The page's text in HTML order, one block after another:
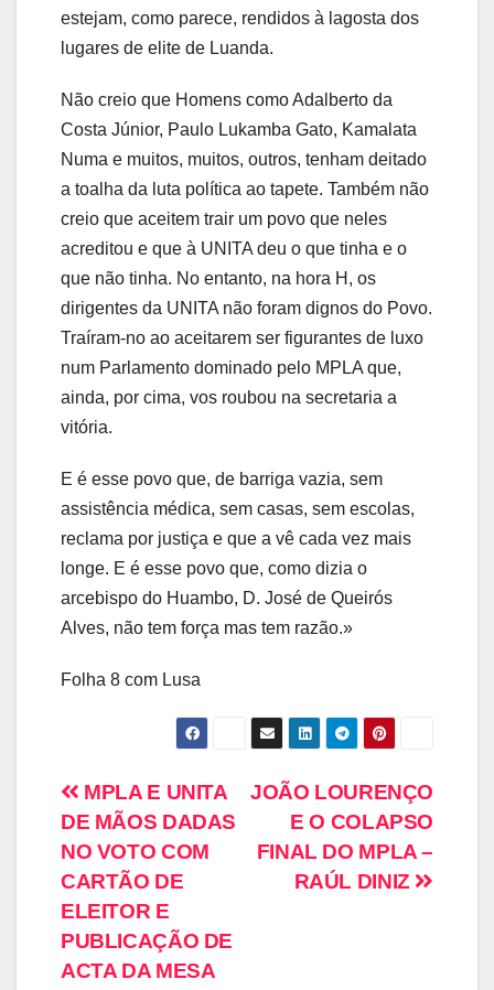
estejam, como parece, rendidos à lagosta dos
lugares de elite de Luanda.
Não creio que Homens como Adalberto da
Costa Júnior, Paulo Lukamba Gato, Kamalata
Numa e muitos, muitos, outros, tenham deitado
a toalha da luta política ao tapete. Também não
creio que aceitem trair um povo que neles
acreditou e que à UNITA deu o que tinha e o
que não tinha. No entanto, na hora H, os
dirigentes da UNITA não foram dignos do Povo.
Traíram-no ao aceitarem ser figurantes de luxo
num Parlamento dominado pelo MPLA que,
ainda, por cima, vos roubou na secretaria a
vitória.
E é esse povo que, de barriga vazia, sem
assistência médica, sem casas, sem escolas,
reclama por justiça e que a vê cada vez mais
longe. E é esse povo que, como dizia o
arcebispo do Huambo, D. José de Queirós
Alves, não tem força mas tem razão.»
Folha 8 com Lusa
JOÃO LOURENÇO
E O COLAPSO
FINAL DO MPLA –
RAÚL DINIZ
MPLA E UNITA
DE MÃOS DADAS
NO VOTO COM
CARTÃO DE
ELEITOR E
PUBLICAÇÃO DE
ACTA DA MESA